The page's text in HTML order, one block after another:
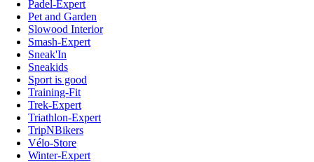
Padel-Expert
Pet and Garden
Slowood Interior
Smash-Expert
Sneak'In
Sneakids
Sport is good
Training-Fit
Trek-Expert
Triathlon-Expert
TripNBikers
Vélo-Store
Winter-Expert